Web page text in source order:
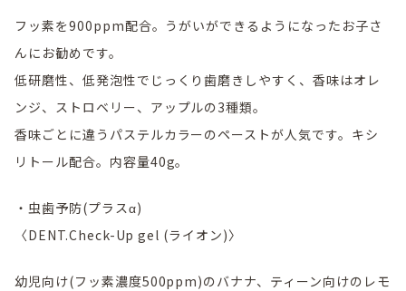
フッ素を900ppm配合。うがいができるようになったお子さ
んにお勧めです。
低研磨性、低発泡性でじっくり歯磨きしやすく、香味はオレ
ンジ、ストロベリー、アップルの3種類。
香味ごとに違うパステルカラーのペーストが人気です。キシ
リトール配合。内容量40g。
・虫歯予防(プラスα)
〈DENT.Check-Up gel (ライオン)〉
幼児向け(フッ素濃度500ppm)のバナナ、ティーン向けのレモ